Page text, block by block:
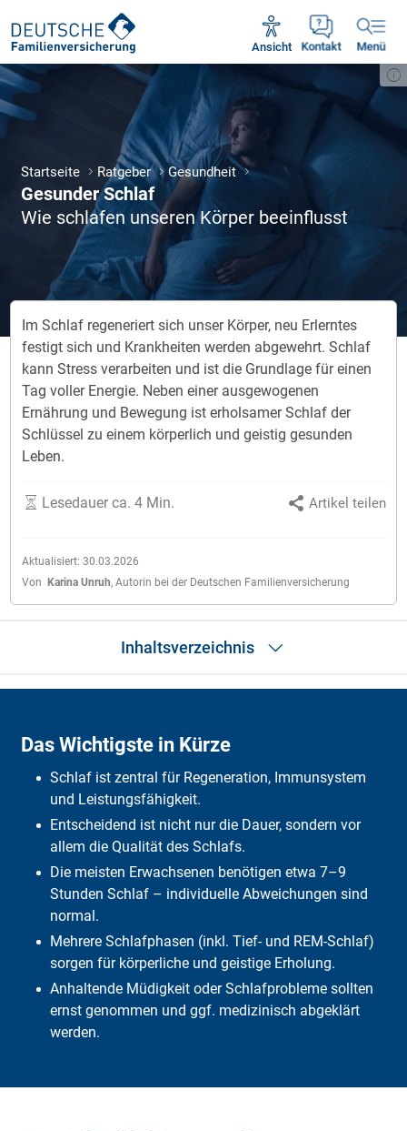
Kontakt
Ansicht Menü
Mo - Fr 09:00 - 18:30 Uhr
Startseite Ratgeber Gesundheit
Gesunder Schlaf
Wie schlafen unseren Körper beeinflusst
Im Schlaf regeneriert sich unser Körper, neu Erlerntes
festigt sich und Krankheiten werden abgewehrt. Schlaf
kann Stress verarbeiten und ist die Grundlage für einen
Tag voller Energie. Neben einer ausgewogenen
Ernährung und Bewegung ist erholsamer Schlaf der
Schlüssel zu einem körperlich und geistig gesunden
Leben.
Aktualisiert: 30.03.2026
Von
Karina Unruh, Autorin bei der Deutschen Familienversicherung
Lesedauer ca. 4 Min. Artikel teilen
Inhaltsverzeichnis
Was passiert, wenn wir schlafen?
Die 10 besten Tipps
Häufige Fragen
Das Wichtigste in Kürze
Schlaf ist zentral für Regeneration, Immunsystem
und Leistungsfähigkeit.
Entscheidend ist nicht nur die Dauer, sondern vor
allem die Qualität des Schlafs.
Die meisten Erwachsenen benötigen etwa 7–9
Stunden Schlaf – individuelle Abweichungen sind
normal.
Mehrere Schlafphasen (inkl. Tief- und REM-Schlaf)
sorgen für körperliche und geistige Erholung.
Anhaltende Müdigkeit oder Schlafprobleme sollten
ernst genommen und ggf. medizinisch abgeklärt
werden.